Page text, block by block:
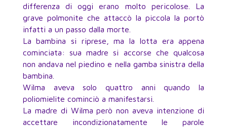
differenza di oggi erano molto pericolose. La
grave polmonite che attaccò la piccola la portò
infatti a un passo dalla morte.
La bambina si riprese, ma la lotta era appena
cominciata: sua madre si accorse che qualcosa
non andava nel piedino e nella gamba sinistra della
bambina.
Wilma aveva solo quattro anni quando la
poliomielite cominciò a manifestarsi.
La madre di Wilma però non aveva intenzione di
accettare incondizionatamente le parole